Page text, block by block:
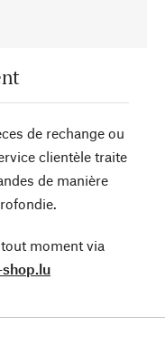
de rechange ou
clientèle traite
de manière
moment via